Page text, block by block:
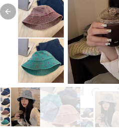
Previous slide